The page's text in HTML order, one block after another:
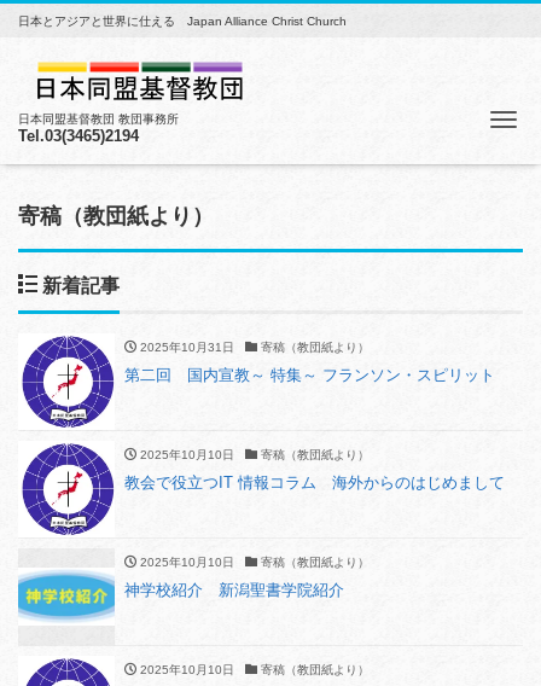
日本とアジアと世界に仕える Japan Alliance Christ Church
日本同盟基督教団 教団事務所
Tel.03(3465)2194
寄稿（教団紙より）
新着記事
2025年10月31日 寄稿（教団紙より）
第二回 国内宣教～ 特集～ フランソン・スピリット
2025年10月10日 寄稿（教団紙より）
教会で役立つIT 情報コラム 海外からのはじめまして
2025年10月10日 寄稿（教団紙より）
神学校紹介 新潟聖書学院紹介
2025年10月10日 寄稿（教団紙より）